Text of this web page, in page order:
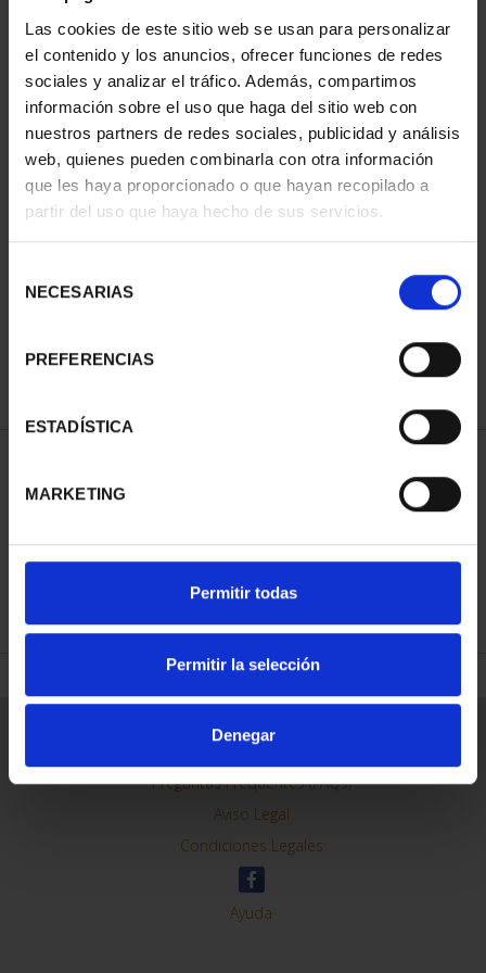
Las cookies de este sitio web se usan para personalizar
el contenido y los anuncios, ofrecer funciones de redes
sociales y analizar el tráfico. Además, compartimos
información sobre el uso que haga del sitio web con
nuestros partners de redes sociales, publicidad y análisis
web, quienes pueden combinarla con otra información
que les haya proporcionado o que hayan recopilado a
partir del uso que haya hecho de sus servicios.
NECESARIAS
PREFERENCIAS
ESTADÍSTICA
MARKETING
Permitir todas
Permitir la selección
Denegar
275 ANIVERSARIO DE
GOYA (2021)
5.349,00 €
REFINAR
Información General
Contacto
Preguntas Frequentes (FAQs)
Aviso Legal
Condiciones Legales
Ayuda